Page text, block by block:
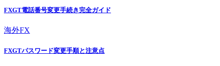
FXGT電話番号変更手続き完全ガイド
海外FX
FXGTパスワード変更手順と注意点